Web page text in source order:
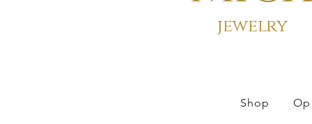
jewelry
Shop Op